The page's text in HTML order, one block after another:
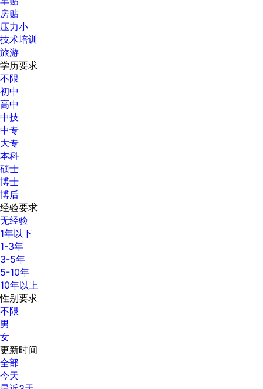
房贴
压力小
技术培训
旅游
学历要求
不限
初中
高中
中技
中专
大专
本科
硕士
博士
博后
经验要求
无经验
1年以下
1-3年
3-5年
5-10年
10年以上
性别要求
不限
男
女
更新时间
全部
今天